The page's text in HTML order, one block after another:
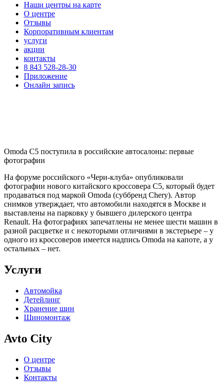
Наши центры на карте
О центре
Отзывы
Корпоративным клиентам
услуги
акции
контакты
8 843 528-28-30
Приложение
Онлайн запись
Omoda C5 поступила в российские автосалоны: первые
фотографии
На форуме российского «Чери-клуба» опубликовали
фотографии нового китайского кроссовера C5, который будет
продаваться под маркой Omoda (суббренд Chery). Автор
снимков утверждает, что автомобили находятся в Москве и
выставлены на парковку у бывшего дилерского центра
Renault. На фотографиях запечатлены не менее шести машин в
разной расцветке и с некоторыми отличиями в экстерьере – у
одного из кроссоверов имеется надпись Omoda на капоте, а у
остальных – нет.
Услуги
Автомойка
Детейлинг
Хранение шин
Шиномонтаж
Avto City
О центре
Отзывы
Контакты